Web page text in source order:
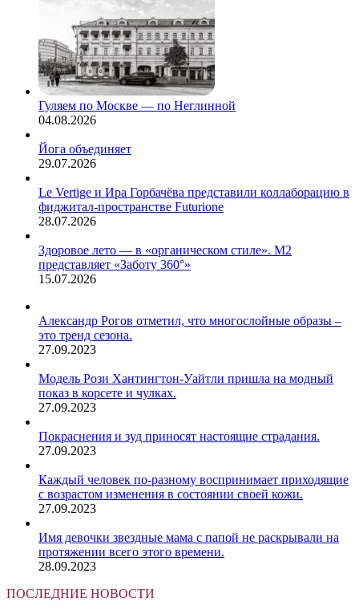
Гуляем по Москве — по Неглинной
04.08.2026
Йога объединяет
29.07.2026
Le Vertige и Ира Горбачёва представили коллаборацию в
фиджитал-пространстве Futurione
28.07.2026
Здоровое лето — в «органическом стиле». М2
представляет «Заботу 360°»
15.07.2026
Александр Рогов отметил, что многослойные образы –
это тренд сезона.
27.09.2023
Модель Рози Хантингтон-Уайтли пришла на модный
показ в корсете и чулках.
27.09.2023
Покраснения и зуд приносят настоящие страдания.
27.09.2023
Каждый человек по-разному воспринимает приходящие
с возрастом изменения в состоянии своей кожи.
27.09.2023
Имя девочки звездные мама с папой не раскрывали на
протяжении всего этого времени.
28.09.2023
ПОСЛЕДНИЕ НОВОСТИ